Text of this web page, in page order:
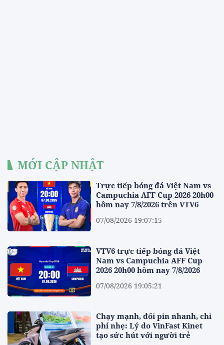
MỚI CẬP NHẬT
Trực tiếp bóng đá Việt Nam vs
Campuchia AFF Cup 2026 20h00
hôm nay 7/8/2026 trên VTV6
07/08/2026 19:07:15
VTV6 trực tiếp bóng đá Việt
Nam vs Campuchia AFF Cup
2026 20h00 hôm nay 7/8/2026
07/08/2026 19:05:21
Chạy mạnh, đổi pin nhanh, chi
phí nhẹ: Lý do VinFast Kinet
tạo sức hút với người trẻ